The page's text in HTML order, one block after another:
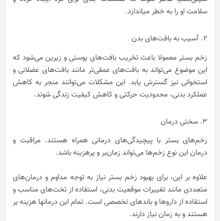
سلامت او را به خطر میاندازد.
2. آسیب به بافت‌های بدن
زخم بستر معمولا باعث تخریب بافت‌های پوستی و زیرین می‌شود که
این موضوع می‌تواند به بافت‌های عمقی‌تر مانند بافت‌های عضلانی و
استخوانی نیز گسترش یابد. این مشکلات می‌توانند منجر به کاهش
عملکرد بدنی، محدودیت حرکتی و کاهش کیفیت زندگی شوند.
3. سختی درمان
زخم‌های بستر با پیچیدگی‌های درمانی همراه هستند. مراقبت و
درمان این نوع زخم‌ها می‌تواند زمان‌بر و پرهزینه باشد.
علاوه بر این، برای بهبود زخم بستر نیاز به توجه مداوم و درمان‌های
متعددی مانند تغییرات موقعیت بدنی، استفاده از تخت‌های مناسب و
استفاده از داروها و باندهای تخصصی است. تمام این درمانها هزینه بر
هستند و به زمان نیاز دارند.